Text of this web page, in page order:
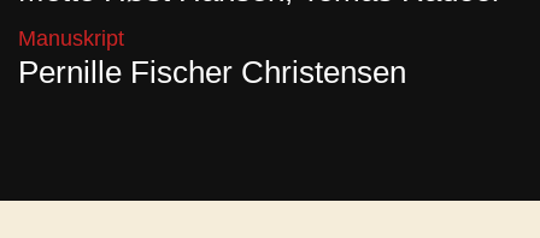
Manuskript
Pernille Fischer Christensen